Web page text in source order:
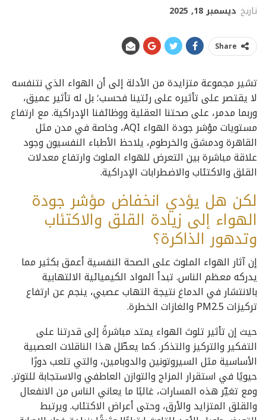
تاريخ ديسمبر 18, 2025
Share
تشير مجموعة متزايدة من الأدلة إلى أن الهواء الذي نتنفسه
لا يقتصر على تأثيره على رئتينا فحسب؛ بل له تأثير عميق،
وربما مدمر، على صحتنا العقلية ووظائفنا الإدراكية. مع ارتفاع
مستويات مؤشر جودة الهواء AQI، وخاصة في مدن مثل
القاهرة ودمشق والخرطوم، يلاحظ الأطباء النفسيون وجود
علاقة مباشرة بين التعرض للهواء الملوث وارتفاع معدلات
القلق والاكتئاب والاضطرابات الإدراكية.
لكن هل يؤدي انخفاض مؤشر جودة
الهواء إلى زيادة القلق والاكتئاب
وتدهور الذاكرة؟
إن آثار الهواء الملوث على الصحة النفسية أعمق بكثير مما
يدركه معظم الناس. تبدأ المواد الكيميائية الالتهابية
بالانتشار في الدماغ نتيجة التهاب عصبي، ينجم عن ارتفاع
تركيزات PM2.5 والغازات الخطرة.
حيث إن تأثير تلوث الهواء يمتد مباشرةً إلى قدرتنا على
التفكير والتركيز والتذكر. كما يعطّل هذا الناقلات العصبية
الأساسية مثل السيروتونين والدوبامين، والتي تلعب دورًا
حيويًا في استقرار المزاج والتوازن العاطفي والاستجابة للتوتر.
ومع تغيّر هذه المسارات، غالبًا ما يعاني الناس من الانفعال
والقلق المتزايد والأرق، وحتى أعراض الاكتئاب. ويرتبط